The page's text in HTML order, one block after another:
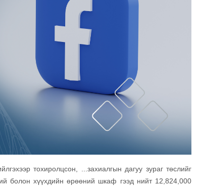
тохиролцсон, ...захиалгын дагуу зураг төслийг
болон хүүхдийн өрөөний шкаф гээд нийт 12,824,000